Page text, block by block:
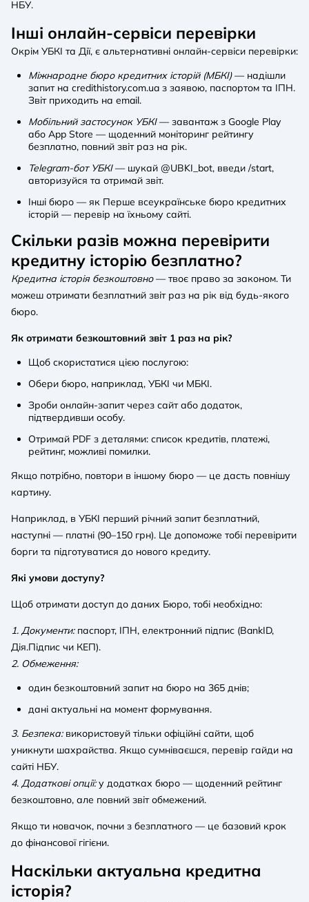
НБУ.
Інші онлайн-сервіси перевірки
Окрім УБКІ та Дії, є альтернативні онлайн-сервіси перевірки:
Міжнародне бюро кредитних історій (МБКІ)— надішли
запит на credithistory.com.ua з заявою, паспортом та ІПН.
Звіт приходить на email.
Мобільний застосунок УБКІ— завантаж з Google Play
або App Store — щоденний моніторинг рейтингу
безплатно, повний звіт раз на рік.
Telegram-бот УБКІ— шукай @UBKI_bot, введи /start,
авторизуйся та отримай звіт.
Інші бюро — як Перше всеукраїнське бюро кредитних
історій — перевір на їхньому сайті.
Скільки разів можна перевірити
кредитну історію безплатно?
Кредитна історія безкоштовно— твоє право за законом. Ти
можеш отримати безплатний звіт раз на рік від будь-якого
бюро.
Як отримати безкоштовний звіт 1 раз на рік?
Щоб скористатися цією послугою:
Обери бюро, наприклад, УБКІ чи МБКІ.
Зроби онлайн-запит через сайт або додаток,
підтвердивши особу.
Отримай PDF з деталями: список кредитів, платежі,
рейтинг, можливі помилки.
Якщо потрібно, повтори в іншому бюро — це дасть повнішу
картину.
Наприклад, в УБКІ перший річний запит безплатний,
наступні — платні (90–150 грн). Це допоможе тобі перевірити
борги та підготуватися до нового кредиту.
Які умови доступу?
Щоб отримати доступ до даних Бюро, тобі необхідно:
1. Документи:паспорт, ІПН, електронний підпис (BankID,
Дія.Підпис чи КЕП).
2. Обмеження:
один безкоштовний запит на бюро на 365 днів;
дані актуальні на момент формування.
3. Безпека:використовуй тільки офіційні сайти, щоб
уникнути шахрайства. Якщо сумніваєшся, перевір гайди на
сайті НБУ.
4. Додаткові опції:у додатках бюро — щоденний рейтинг
безкоштовно, але повний звіт обмежений.
Якщо ти новачок, почни з безплатного — це базовий крок
до фінансової гігієни.
Наскільки актуальна кредитна
історія?